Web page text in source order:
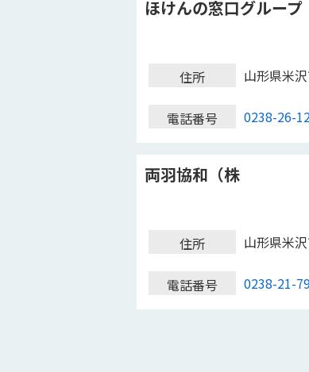
ほけんの窓口グループ
住所 山形県米
電話番号 0238-26-
両羽協和（株
住所 山形県米
電話番号 0238-21-